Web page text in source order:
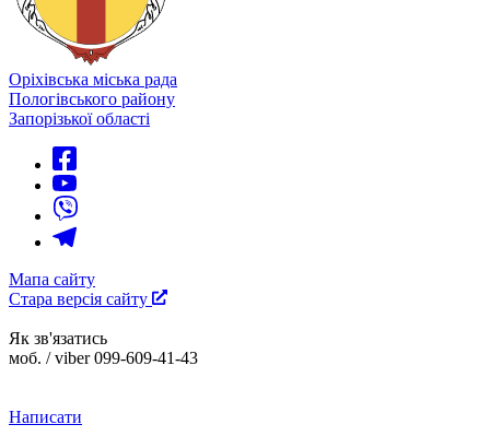
Оріхівська міська рада
Пологівського району
Запорізької області
Мапа сайту
Стара версія сайту
Як зв'язатись
моб. / viber 099-609-41-43
Написати